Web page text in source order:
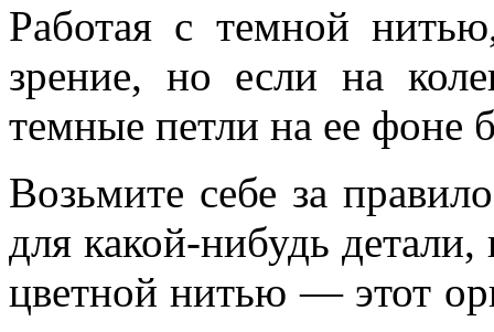
Работая с темной
зрение, но если на
темные петли на ее фоне
Возьмите себе за
для какой-нибудь детали,
цветной нитью — этот